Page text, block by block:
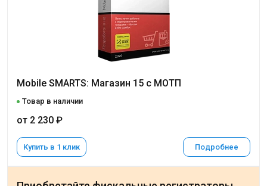
Mobile SMARTS: Магазин 15 с МОТП
Товар в наличии
от 2 230 ₽
Купить в 1 клик Подробнее